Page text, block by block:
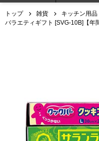
トップ 雑貨 キッチン用品
バラエティギフト [SVG-10B]【年